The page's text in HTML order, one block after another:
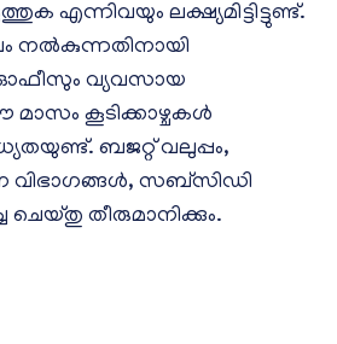
എന്നിവയും ലക്ഷ്യമിട്ടിട്ടുണ്ട്.
നൽകുന്നതിനായി
ഓഫീസും വ്യവസായ
മാസം കൂടിക്കാഴ്ചകൾ
ബജറ്റ് വലുപ്പം,
വിഭാഗങ്ങൾ, സബ്‌സിഡി
ചെയ്തു തീരുമാനിക്കും.